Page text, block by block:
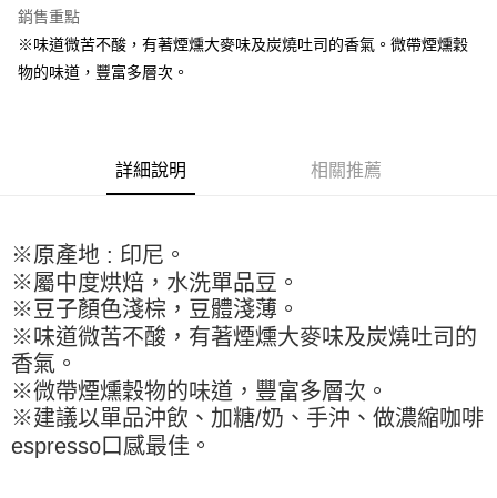
Apple Pay
街口支付
【關於「AFTEE先享後付」】
AFTEE先享後付是「在收到商品之後才付款」的支付方式。 讓您購物簡單
便利好安心！
１．簡單：不需註冊會員、不需綁卡、不需儲值。
２．便利：只要手機號碼，簡訊認證，即可結帳。
３．安心：先確認商品／服務後，再付款。
【「AFTEE先享後付」結帳流程】
１．於結帳方式選擇「AFTEE先享後付」後，將跳轉至「AFTEE先享後付」
結帳頁面，進行簡訊認證並確認金額後，即可完成結帳。
２．訂單成立數日內，您將收到繳費通知簡訊。
ATM付款
運送方式
全家取貨付款-重量限制含紙箱10kg，請控制商品重量在9~9.5
kg
每筆NT$90，滿NT$990(含以上)免運費
付款後全家取貨-重量限制含紙箱10kg，請控制商品重量在9~
銷售重點
※味道微苦不酸，有著煙燻大麥味及炭燒吐司的香氣。微帶煙燻穀
物的味道，豐富多層次。
詳細說明 相關推薦
※原產地 : 印尼。
※屬中度烘焙，水洗單品豆。
※豆子顏色淺棕，豆體淺薄。
※味道微苦不酸，有著煙燻大麥味及炭燒吐司的
香氣。
※微帶煙燻穀物的味道，豐富多層次。
※建議以單品沖飲、加糖/奶、手沖、做濃縮咖啡
espresso口感最佳。